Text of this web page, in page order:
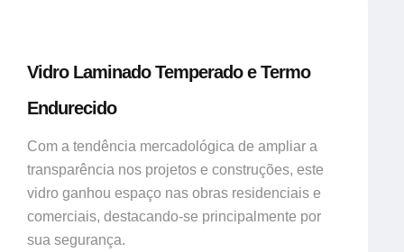
Vidro Laminado Temperado e Termo
Endurecido
Com a tendência mercadológica de ampliar a
transparência nos projetos e construções, este
vidro ganhou espaço nas obras residenciais e
comerciais, destacando-se principalmente por
sua segurança.